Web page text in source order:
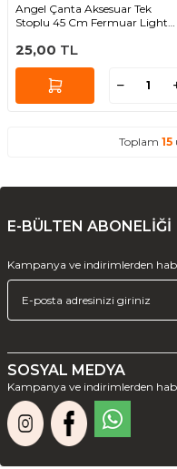
Angel Çanta Aksesuar Tek
Stoplu 45 Cm Fermuar Light
25,00 TL
Toplam 15
E-BÜLTEN ABONELİĞİ
Kampanya ve indirimlerden
SOSYAL MEDYA
Kampanya ve indirimlerden